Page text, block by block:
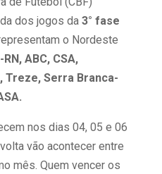
dos jogos da3° fase
o Nordeste
ABC, CSA,
Serra Branca-
nos dias 04, 05 e 06
vão acontecer entre
mês. Quem vencer os